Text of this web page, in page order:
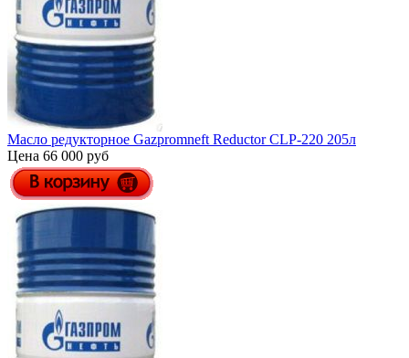
Масло редукторное Gazpromneft Reductor СLP-220 205л
Цена 66 000 руб